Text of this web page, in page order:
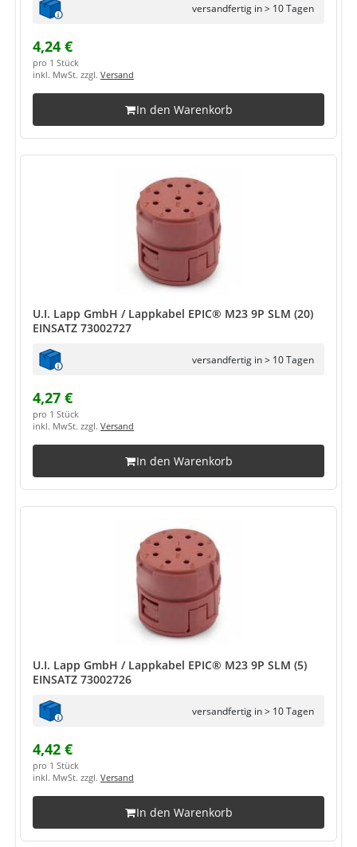
versandfertig in > 10 Tagen
4,24 €
pro 1 Stück
inkl. MwSt. zzgl. Versand
In den Warenkorb
U.I. Lapp GmbH / Lappkabel EPIC® M23 9P SLM (20)
EINSATZ 73002727
versandfertig in > 10 Tagen
4,27 €
pro 1 Stück
inkl. MwSt. zzgl. Versand
In den Warenkorb
U.I. Lapp GmbH / Lappkabel EPIC® M23 9P SLM (5)
EINSATZ 73002726
versandfertig in > 10 Tagen
4,42 €
pro 1 Stück
inkl. MwSt. zzgl. Versand
In den Warenkorb